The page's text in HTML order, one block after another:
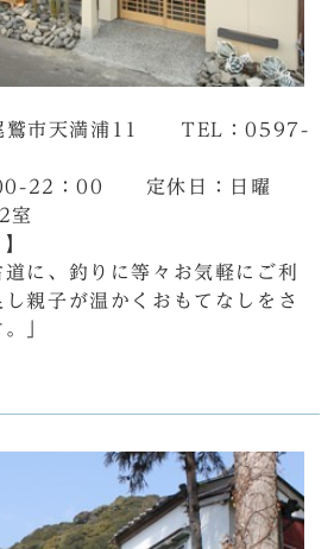
鷲市天満浦11 TEL：0597-
00-22：00 定休日：日曜
室
道に、釣りに等々お気軽にご利
親子が温かくおもてなしをさ
」